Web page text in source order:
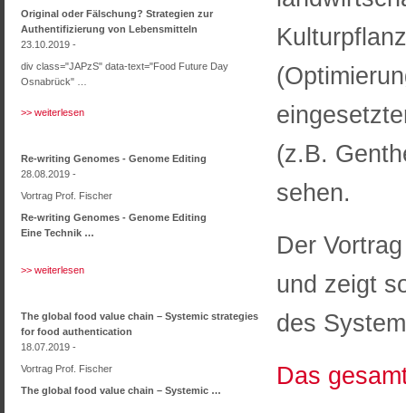
Original oder Fälschung? Strategien zur
Authentifizierung von Lebensmitteln
23.10.2019 -
div class="JAPzS" data-text="Food Future Day
Osnabrück" …
>> weiterlesen
Re-writing Genomes - Genome Editing
28.08.2019 -
Vortrag Prof. Fischer
Re-writing Genomes - Genome Editing
Eine Technik …
>> weiterlesen
The global food value chain – Systemic strategies
for food authentication
18.07.2019 -
Vortrag Prof. Fischer
The global food value chain – Systemic …
(z.B.
sehen.
Der
und zeigt
des
Das